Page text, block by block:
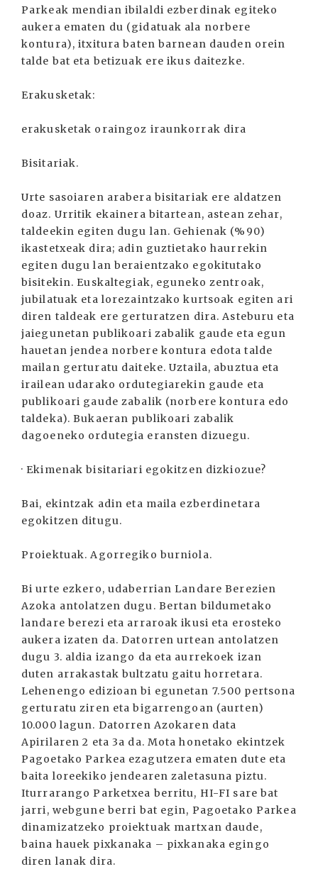
Parkeak mendian ibilaldi ezberdinak egiteko
aukera ematen du (gidatuak ala norbere
kontura), itxitura baten barnean dauden orein
talde bat eta betizuak ere ikus daitezke.
Erakusketak:
erakusketak oraingoz iraunkorrak dira
Bisitariak.
Urte sasoiaren arabera bisitariak ere aldatzen
doaz. Urritik ekainera bitartean, astean zehar,
taldeekin egiten dugu lan. Gehienak (%90)
ikastetxeak dira; adin guztietako haurrekin
egiten dugu lan beraientzako egokitutako
bisitekin. Euskaltegiak, eguneko zentroak,
jubilatuak eta lorezaintzako kurtsoak egiten ari
diren taldeak ere gerturatzen dira. Asteburu eta
jaiegunetan publikoari zabalik gaude eta egun
hauetan jendea norbere kontura edota talde
mailan gerturatu daiteke. Uztaila, abuztua eta
irailean udarako ordutegiarekin gaude eta
publikoari gaude zabalik (norbere kontura edo
taldeka). Bukaeran publikoari zabalik
dagoeneko ordutegia eransten dizuegu.
· Ekimenak bisitariari egokitzen dizkiozue?
Bai, ekintzak adin eta maila ezberdinetara
egokitzen ditugu.
Proiektuak. Agorregiko burniola.
Bi urte ezkero, udaberrian Landare Berezien
Azoka antolatzen dugu. Bertan bildumetako
landare berezi eta arraroak ikusi eta erosteko
aukera izaten da. Datorren urtean antolatzen
dugu 3. aldia izango da eta aurrekoek izan
duten arrakastak bultzatu gaitu horretara.
Lehenengo edizioan bi egunetan 7.500 pertsona
gerturatu ziren eta bigarrengoan (aurten)
10.000 lagun. Datorren Azokaren data
Apirilaren 2 eta 3a da. Mota honetako ekintzek
Pagoetako Parkea ezagutzera ematen dute eta
baita loreekiko jendearen zaletasuna piztu.
Iturrarango Parketxea berritu, HI-FI sare bat
jarri, webgune berri bat egin, Pagoetako Parkea
dinamizatzeko proiektuak martxan daude,
baina hauek pixkanaka – pixkanaka egingo
diren lanak dira.